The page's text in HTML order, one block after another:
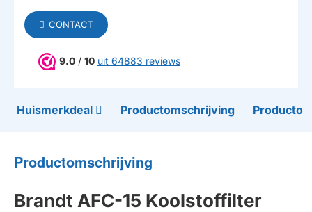
CONTACT
9.0 / 10 uit 64883 reviews
Huismerkdeal Productomschrijving
Productomschrijving
Brandt AFC-15 Koolstoffilter